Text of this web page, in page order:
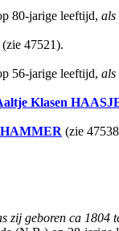
80-jarige leeftijd, als
47521).
56-jarige leeftijd, als
Klasen
HAMMER (zie
zij geboren ca 1804